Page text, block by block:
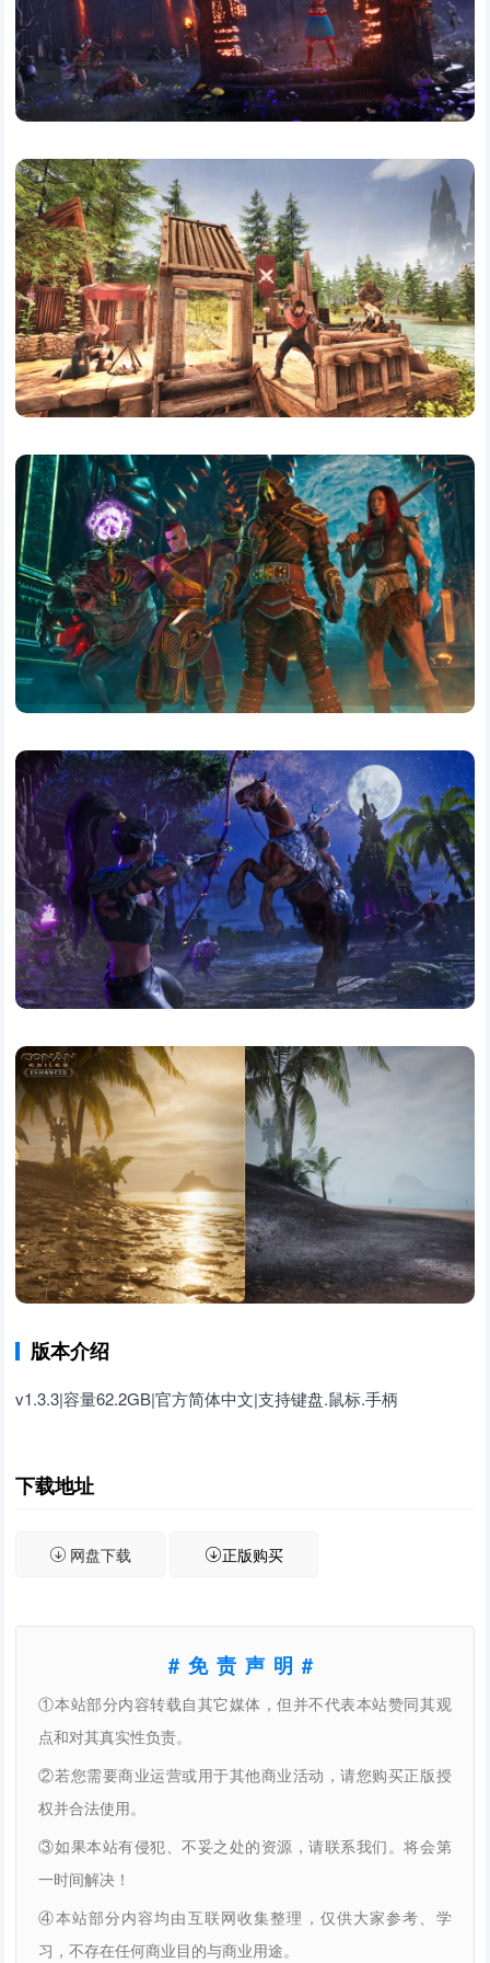
版本介绍
v1.3.3|容量62.2GB|官方简体中文|支持键盘.鼠标.手柄
下载地址
网盘下载 正版购买
#免责声明#
①本站部分内容转载自其它媒体，但并不代表本站赞同其观
点和对其真实性负责。
②若您需要商业运营或用于其他商业活动，请您购买正版授
权并合法使用。
③如果本站有侵犯、不妥之处的资源，请联系我们。将会第
一时间解决！
④本站部分内容均由互联网收集整理，仅供大家参考、学
习，不存在任何商业目的与商业用途。